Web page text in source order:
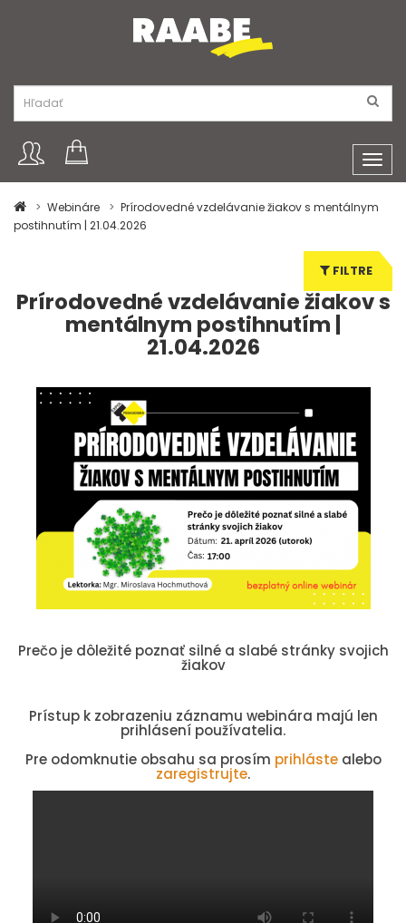
Webináre
Prírodovedné vzdelávanie žiakov s mentálnym
postihnutím | 21.04.2026
FILTRE
Prírodovedné vzdelávanie žiakov s
mentálnym postihnutím |
21.04.2026
Prečo je dôležité poznať silné a slabé stránky svojich
žiakov
Prístup k zobrazeniu záznamu webinára majú len
prihlásení používatelia.
Pre odomknutie obsahu sa prosím prihlástealebo
zaregistrujte.